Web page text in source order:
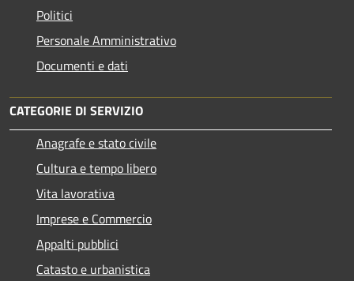
Politici
Personale Amministrativo
Documenti e dati
CATEGORIE DI SERVIZIO
Anagrafe e stato civile
Cultura e tempo libero
Vita lavorativa
Imprese e Commercio
Appalti pubblici
Catasto e urbanistica